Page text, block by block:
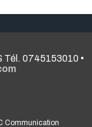
Tél. 0745153010 •
Communication